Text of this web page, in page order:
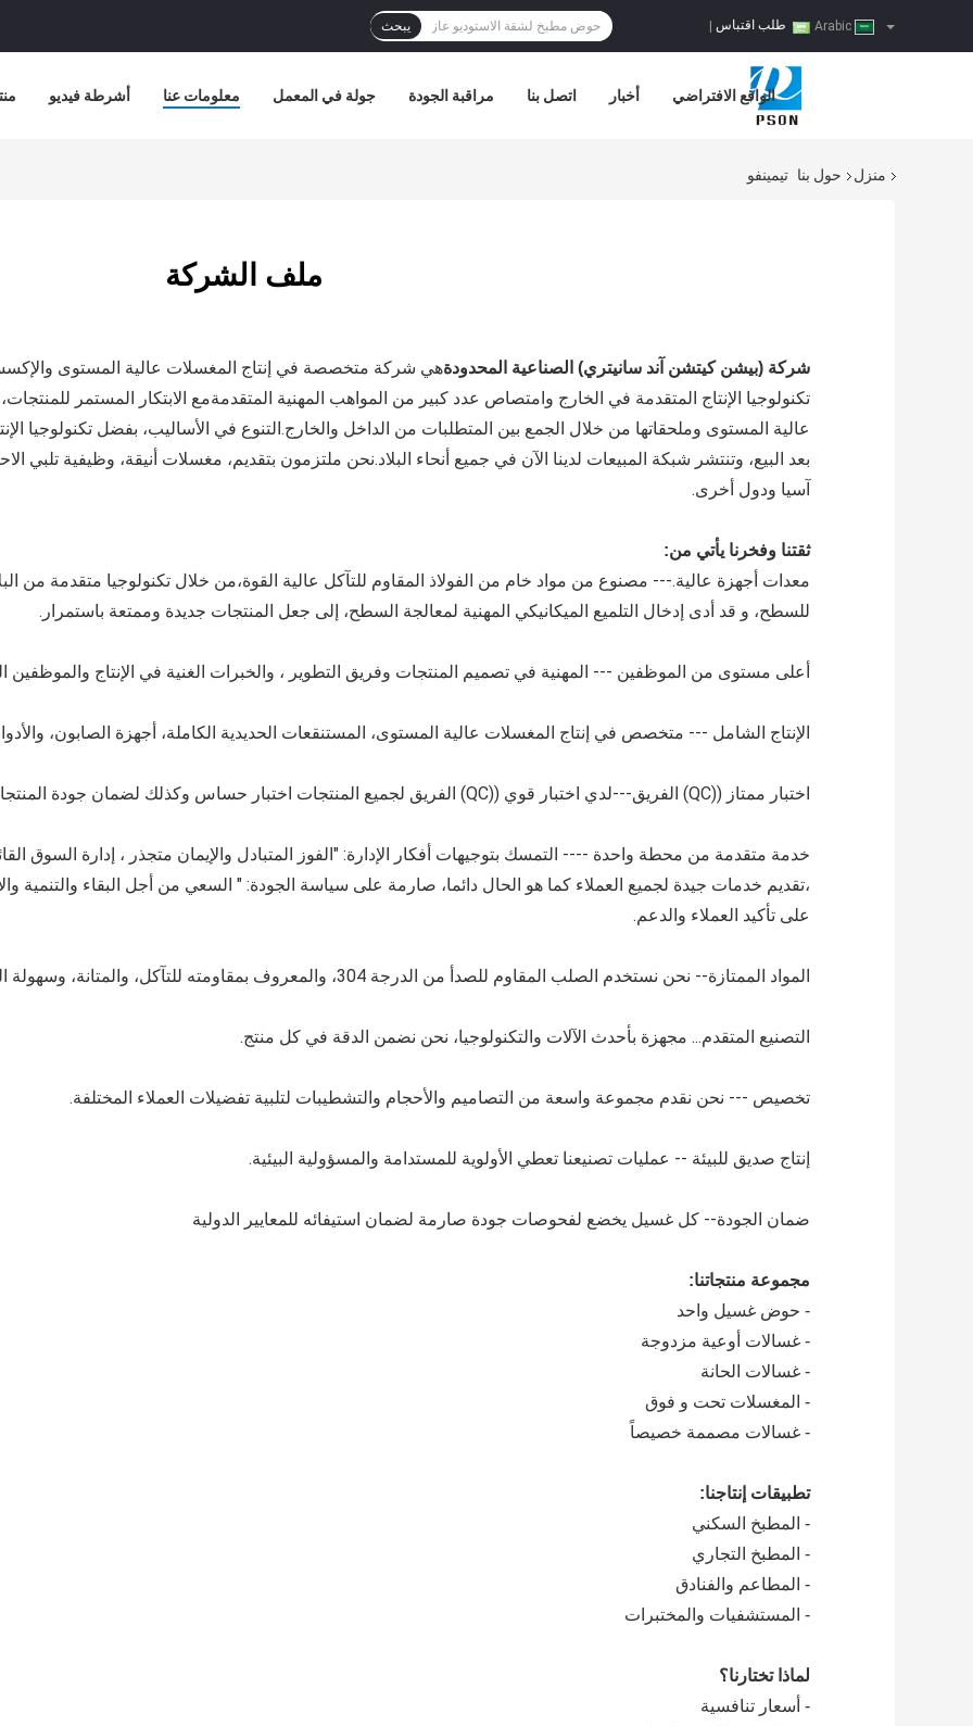
طلب اقتباس يبحث
أشرطة فيديو معلومات عنا جولة في المعمل مراقبة الجودة اتصل بنا أخبار الواقع الافتراضي
منزل حول بنا تيمينفو
ملف الشركة
شركة (بيشن كيتشن آند سانيتري) الصناعية المحدودةهي شركة متخصصة في إنتاج المغسلات عالية المستوى
تكنولوجيا الإنتاج المتقدمة في الخارج وامتصاص عدد كبير من المواهب المهنية المتقدمةمع الابتكار المستمر
عالية المستوى وملحقاتها من خلال الجمع بين المتطلبات من الداخل والخارج.التنوع في الأساليب، بفضل تكنولوجيا
بعد البيع، وتنتشر شبكة المبيعات لدينا الآن في جميع أنحاء البلاد.نحن ملتزمون بتقديم، مغسلات أنيقة، وظيفية تلبي
آسيا ودول أخرى.
ثقتنا وفخرنا يأتي من:
معدات أجهزة عالية.--- مصنوع من مواد خام من الفولاذ المقاوم للتآكل عالية القوة،من خلال تكنولوجيا متقدمة من
للسطح، و قد أدى إدخال التلميع الميكانيكي المهنية لمعالجة السطح، إلى جعل المنتجات جديدة وممتعة باستمرار.
أعلى مستوى من الموظفين --- المهنية في تصميم المنتجات وفريق التطوير ، والخبرات الغنية في الإنتاج
الإنتاج الشامل --- متخصص في إنتاج المغسلات عالية المستوى، المستنقعات الحديدية الكاملة، أجهزة الصابون،
اختبار ممتاز ((QC) الفريق---لدي اختبار قوي ((QC) الفريق لجميع المنتجات اختبار حساس وكذلك لضمان جودة المنتجات.
خدمة متقدمة من محطة واحدة ---- التمسك بتوجيهات أفكار الإدارة: "الفوز المتبادل والإيمان متجذر ، إدارة السوق
،تقديم خدمات جيدة لجميع العملاء كما هو الحال دائما، صارمة على سياسة الجودة: " السعي من أجل البقاء والتنمية
على تأكيد العملاء والدعم.
المواد الممتازة-- نحن نستخدم الصلب المقاوم للصدأ من الدرجة 304، والمعروف بمقاومته للتآكل، والمتانة، وسهولة الصيانة.
التصنيع المتقدم... مجهزة بأحدث الآلات والتكنولوجيا، نحن نضمن الدقة في كل منتج.
تخصيص --- نحن نقدم مجموعة واسعة من التصاميم والأحجام والتشطيبات لتلبية تفضيلات العملاء المختلفة.
إنتاج صديق للبيئة -- عمليات تصنيعنا تعطي الأولوية للمستدامة والمسؤولية البيئية.
ضمان الجودة-- كل غسيل يخضع لفحوصات جودة صارمة لضمان استيفائه للمعايير الدولية
مجموعة منتجاتنا:
- حوض غسيل واحد
- غسالات أوعية مزدوجة
- غسالات الحانة
- المغسلات تحت و فوق
- غسالات مصممة خصيصاً
تطبيقات إنتاجنا:
- المطبخ السكني
- المطبخ التجاري
- المطاعم والفنادق
- المستشفيات والمختبرات
لماذا تختارنا؟
- أسعار تنافسية